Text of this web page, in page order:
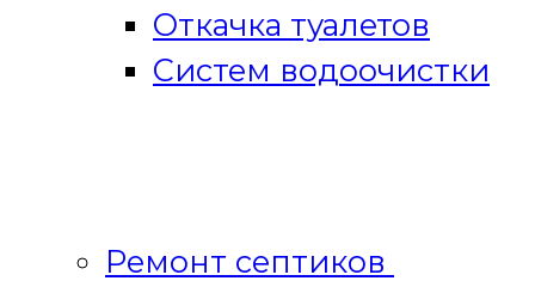
Откачка туалетов
Систем водоочистки
Ремонт септиков